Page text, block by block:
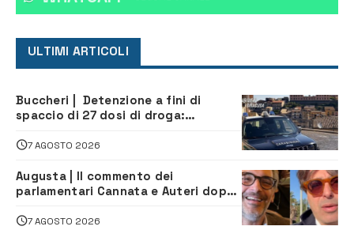
ULTIMI ARTICOLI
Buccheri | Detenzione a fini di
spaccio di 27 dosi di droga:
7 AGOSTO 2026
Augusta | Il commento dei
parlamentari Cannata e Auteri dopo
depuratore
7 AGOSTO 2026